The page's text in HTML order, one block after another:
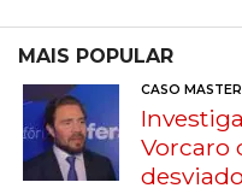
MAIS POPULAR
CASO MASTER
Vorcaro